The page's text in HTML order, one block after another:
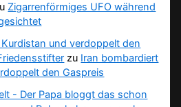
Zigarrenförmiges UFO während
und verdoppelt den
zu Iran bombardiert
den Gaspreis
- Der Papa bloggt das schon